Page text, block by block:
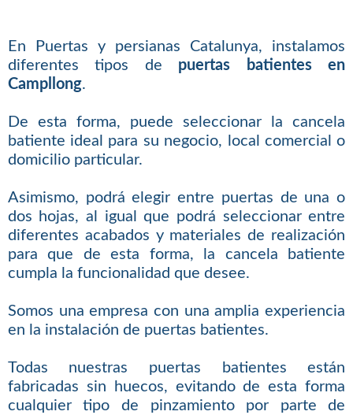
En Puertas y persianas Catalunya, instalamos
diferentes tipos de puertas batientes en
Campllong.
De esta forma, puede seleccionar la cancela
batiente ideal para su negocio, local comercial o
domicilio particular.
Asimismo, podrá elegir entre puertas de una o
dos hojas, al igual que podrá seleccionar entre
diferentes acabados y materiales de realización
para que de esta forma, la cancela batiente
cumpla la funcionalidad que desee.
Somos una empresa con una amplia experiencia
en la instalación de puertas batientes.
Todas nuestras puertas batientes están
fabricadas sin huecos, evitando de esta forma
cualquier tipo de pinzamiento por parte de